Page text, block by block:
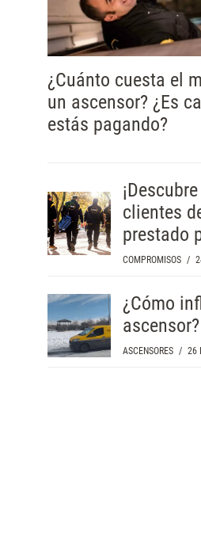
¿Cuánto cuesta el
un ascensor? ¿Es
estás pagando?
clientes
prestado
COMPROMISOS /
¿Cómo
ascensor?
ASCENSORES / 26